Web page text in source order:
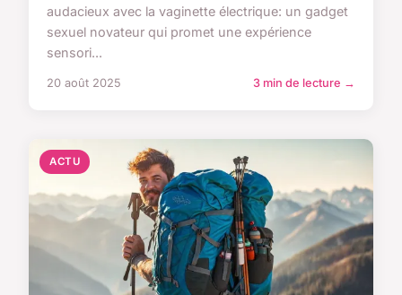
audacieux avec la vaginette électrique: un gadget
sexuel novateur qui promet une expérience
sensori...
20 août 2025 3 min de lecture →
ACTU